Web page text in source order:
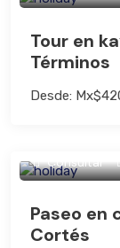
Tour en
Términos
Desde:
Consultar
Paseo en
Cortés